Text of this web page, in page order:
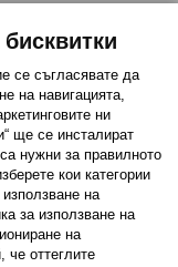
се съгласявате да
на навигацията,
ни
ще се инсталират
нужни за правилното
кои категории
на
за използване на
на
че оттеглите